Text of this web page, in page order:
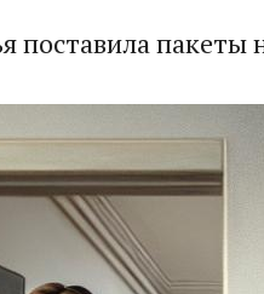
поставила пакеты